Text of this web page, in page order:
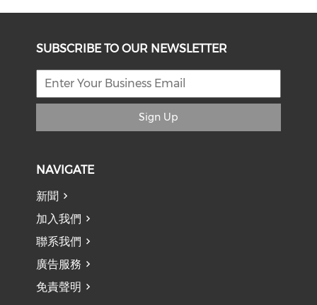
SUBSCRIBE TO OUR NEWSLETTER
Sign Up
NAVIGATE
新聞
加入我們
聯系我們
廣告服務
免責聲明